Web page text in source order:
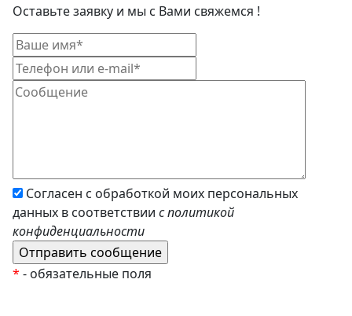
Оставьте заявку и мы с Вами свяжемся !
Согласен с обработкой моих персональных
данных в соответствии с политикой
конфиденциальности
* - обязательные поля